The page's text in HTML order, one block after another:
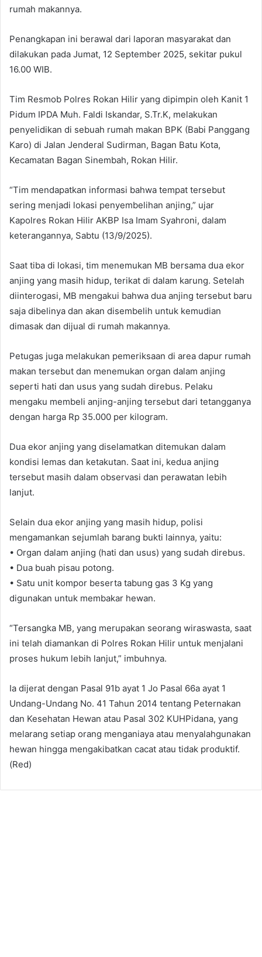
rumah makannya.
Penangkapan ini berawal dari laporan masyarakat dan
dilakukan pada Jumat, 12 September 2025, sekitar pukul
16.00 WIB.
Tim Resmob Polres Rokan Hilir yang dipimpin oleh Kanit 1
Pidum IPDA Muh. Faldi Iskandar, S.Tr.K, melakukan
penyelidikan di sebuah rumah makan BPK (Babi Panggang
Karo) di Jalan Jenderal Sudirman, Bagan Batu Kota,
Kecamatan Bagan Sinembah, Rokan Hilir.
“Tim mendapatkan informasi bahwa tempat tersebut
sering menjadi lokasi penyembelihan anjing,” ujar
Kapolres Rokan Hilir AKBP Isa Imam Syahroni, dalam
keterangannya, Sabtu (13/9/2025).
Saat tiba di lokasi, tim menemukan MB bersama dua ekor
anjing yang masih hidup, terikat di dalam karung. Setelah
diinterogasi, MB mengakui bahwa dua anjing tersebut baru
saja dibelinya dan akan disembelih untuk kemudian
dimasak dan dijual di rumah makannya.
Petugas juga melakukan pemeriksaan di area dapur rumah
makan tersebut dan menemukan organ dalam anjing
seperti hati dan usus yang sudah direbus. Pelaku
mengaku membeli anjing-anjing tersebut dari tetangganya
dengan harga Rp 35.000 per kilogram.
Dua ekor anjing yang diselamatkan ditemukan dalam
kondisi lemas dan ketakutan. Saat ini, kedua anjing
tersebut masih dalam observasi dan perawatan lebih
lanjut.
Selain dua ekor anjing yang masih hidup, polisi
mengamankan sejumlah barang bukti lainnya, yaitu:
•⁠ ⁠Organ dalam anjing (hati dan usus) yang sudah direbus.
•⁠ ⁠Dua buah pisau potong.
•⁠ ⁠Satu unit kompor beserta tabung gas 3 Kg yang
digunakan untuk membakar hewan.
“Tersangka MB, yang merupakan seorang wiraswasta, saat
ini telah diamankan di Polres Rokan Hilir untuk menjalani
proses hukum lebih lanjut,” imbuhnya.
Ia dijerat dengan Pasal 91b ayat 1 Jo Pasal 66a ayat 1
Undang-Undang No. 41 Tahun 2014 tentang Peternakan
dan Kesehatan Hewan atau Pasal 302 KUHPidana, yang
melarang setiap orang menganiaya atau menyalahgunakan
hewan hingga mengakibatkan cacat atau tidak produktif.
(Red)